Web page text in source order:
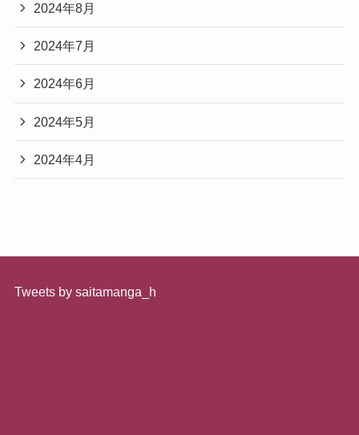
2024年8月
2024年7月
2024年6月
2024年5月
2024年4月
Tweets by saitamanga_h